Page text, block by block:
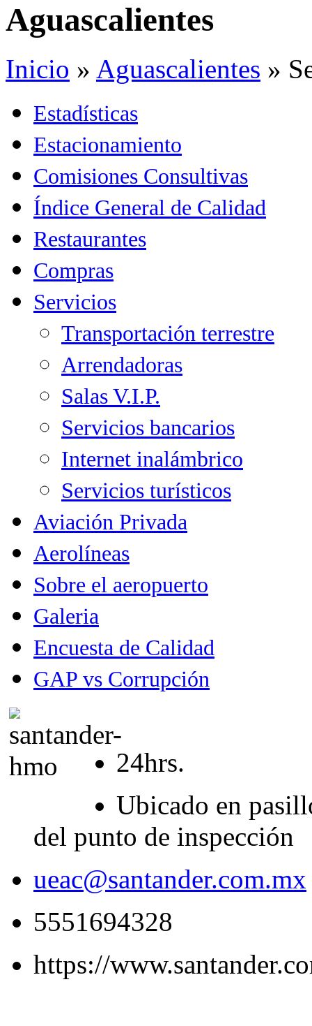
Aguascalientes
Inicio » Aguascalientes »
Estadísticas
Estacionamiento
Comisiones Consultivas
Índice General de Calidad
Restaurantes
Compras
Servicios
Transportación terrestre
Arrendadoras
Salas V.I.P.
Servicios bancarios
Internet inalámbrico
Servicios turísticos
Aviación Privada
Aerolíneas
Sobre el aeropuerto
Galeria
Encuesta de Calidad
GAP vs Corrupción
24hrs.
Ubicado en
del punto de inspección
ueac@santander.com.mx
5551694328
https://